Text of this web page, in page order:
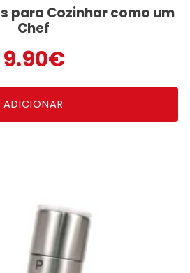
para Cozinhar como um
Chef
9.90€
ADICIONAR